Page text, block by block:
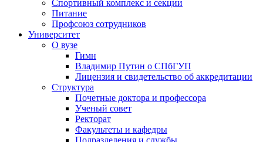
Спортивный комплекс и секции
Питание
Профсоюз сотрудников
Университет
О вузе
Гимн
Владимир Путин о СПбГУП
Лицензия и свидетельство об аккредитации
Структура
Почетные доктора и профессора
Ученый совет
Ректорат
Факультеты и кафедры
Подразделения и службы